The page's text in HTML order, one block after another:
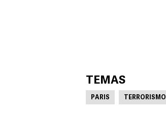
TEMAS
PARIS TERRORISMO